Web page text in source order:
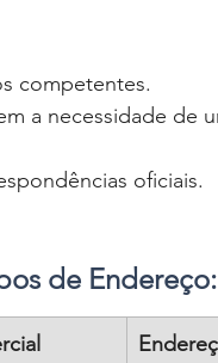
competentes.
a necessidade de
oficiais.
de Endereço: